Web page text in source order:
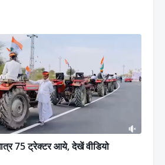
75 ट्रेक्टर आये, देखें वीडियो